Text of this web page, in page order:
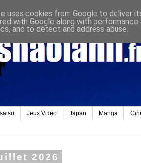
Jeux Video Japan Manga
2026
uses cookies from Google to deliver
with Google along with
and to detect and address abuse.